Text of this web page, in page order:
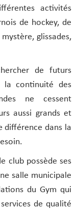
activités
de hockey, de
glissades,
de futurs
la continuité des
ne cessent
aussi grands et
différence dans la
club possède ses
salle municipale
du Gym qui
de qualité